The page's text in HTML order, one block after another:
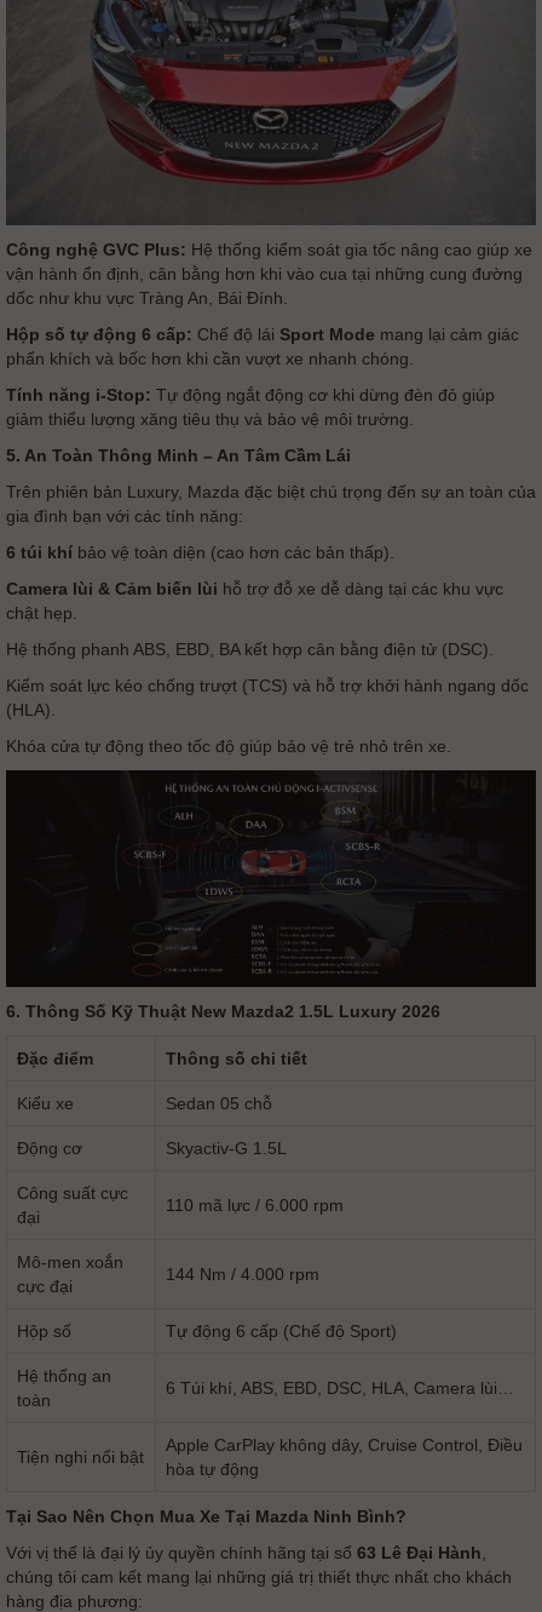
Công nghệ GVC Plus: Hệ thống kiểm soát gia tốc nâng cao giúp xe
vận hành ổn định, cân bằng hơn khi vào cua tại những cung đường
dốc như khu vực Tràng An, Bái Đính.
Hộp số tự động 6 cấp: Chế độ lái Sport Mode mang lại cảm giác
phấn khích và bốc hơn khi cần vượt xe nhanh chóng.
Tính năng i-Stop: Tự động ngắt động cơ khi dừng đèn đỏ giúp
giảm thiểu lượng xăng tiêu thụ và bảo vệ môi trường.
5. An Toàn Thông Minh – An Tâm Cầm Lái
Trên phiên bản Luxury, Mazda đặc biệt chú trọng đến sự an toàn của
gia đình bạn với các tính năng:
6 túi khí bảo vệ toàn diện (cao hơn các bản thấp).
Camera lùi & Cảm biến lùi hỗ trợ đỗ xe dễ dàng tại các khu vực
chật hẹp.
Hệ thống phanh ABS, EBD, BA kết hợp cân bằng điện tử (DSC).
Kiểm soát lực kéo chống trượt (TCS) và hỗ trợ khởi hành ngang dốc
(HLA).
Khóa cửa tự động theo tốc độ giúp bảo vệ trẻ nhỏ trên xe.
6. Thông Số Kỹ Thuật New Mazda2 1.5L Luxury 2026
Đặc điểm Thông số chi tiết
Kiểu xe Sedan 05 chỗ
Động cơ Skyactiv-G 1.5L
Công suất cực
đại
110 mã lực / 6.000 rpm
Mô-men xoắn
cực đại
144 Nm / 4.000 rpm
Hộp số Tự động 6 cấp (Chế độ Sport)
Hệ thống an
toàn
6 Túi khí, ABS, EBD, DSC, HLA, Camera lùi…
Tiện nghi nổi bật
Apple CarPlay không dây, Cruise Control, Điều
hòa tự động
Tại Sao Nên Chọn Mua Xe Tại Mazda Ninh Bình?
Với vị thế là đại lý ủy quyền chính hãng tại số 63 Lê Đại Hành
chúng tôi cam kết mang lại những giá trị thiết thực nhất cho khách
hàng địa phương: